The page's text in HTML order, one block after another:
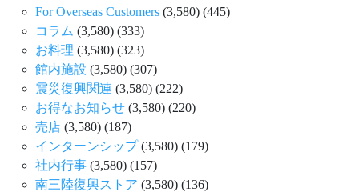
For Overseas Customers (3,580) (445)
コラム (3,580) (333)
お料理 (3,580) (323)
館内施設 (3,580) (307)
震災復興関連 (3,580) (222)
お得なお知らせ (3,580) (220)
売店 (3,580) (187)
インターンシップ(3,580) (179)
社内行事 (3,580) (157)
南三陸復興ストア (3,580) (136)